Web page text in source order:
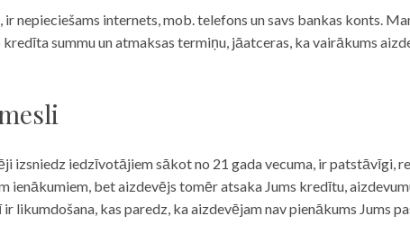
internets, mob. telefons un savs bankas konts.
summu un atmaksas termiņu, jāatceras, ka vairākums
izsniedz iedzīvotājiem sākot no 21 gada vecuma, ir patstāvīgi,
ienākumiem, bet aizdevējs tomēr atsaka Jums kredītu,
kas paredz, ka aizdevējam nav pienākums Jums